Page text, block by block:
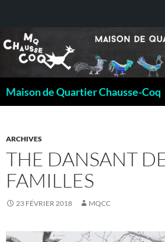
Maison de Quartier Chausse-Coq
ARCHIVES
THE DANSANT
FAMILLES
23 FÉVRIER 2018 MQCC